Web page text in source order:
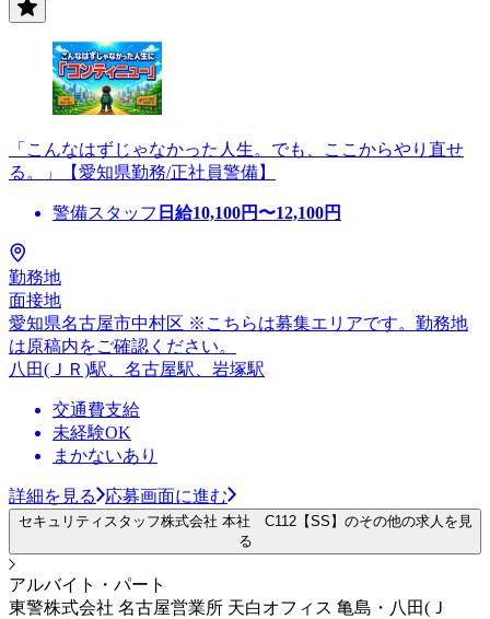
「こんなはずじゃなかった人生。でも、ここからやり直せ
る。」【愛知県勤務/正社員警備】
警備スタッフ 日給10,100円〜12,100円
勤務地
面接地
愛知県名古屋市中村区 ※こちらは募集エリアです。勤務地
は原稿内をご確認ください。
八田(ＪＲ)駅、名古屋駅、岩塚駅
交通費支給
未経験OK
まかないあり
詳細を見る 応募画面に進む
セキュリティスタッフ株式会社 本社 C112【SS】のその他の求人を見
る
アルバイト・パート
東警株式会社 名古屋営業所 天白オフィス 亀島・八田(Ｊ